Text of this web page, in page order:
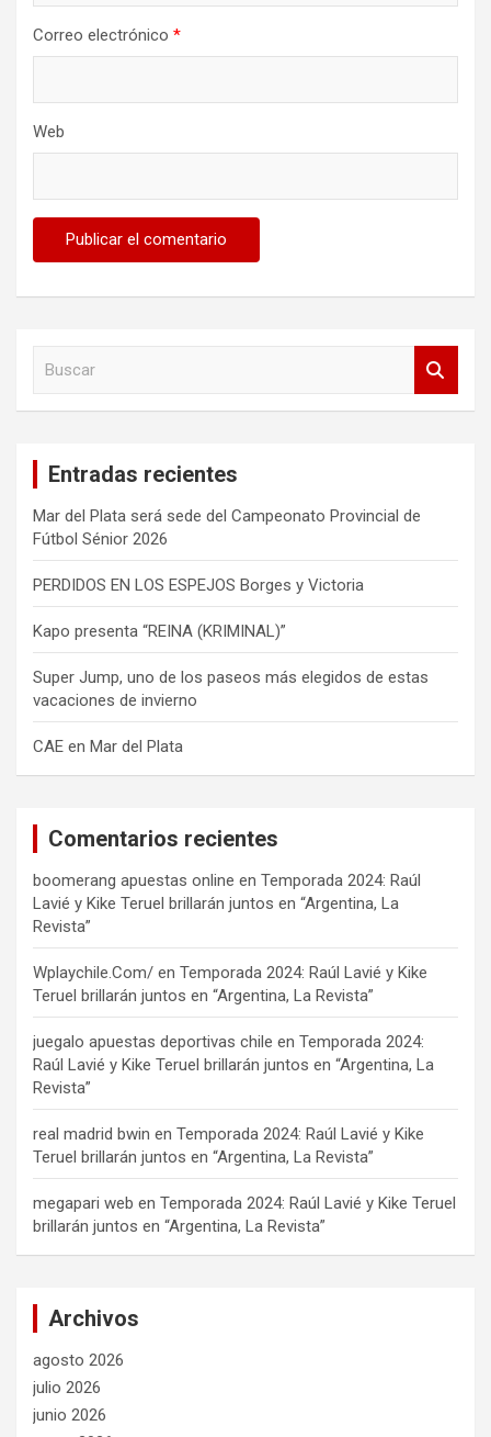
Correo electrónico *
Web
Entradas recientes
Mar del Plata será sede del Campeonato Provincial de
Fútbol Sénior 2026
PERDIDOS EN LOS ESPEJOS Borges y Victoria
Kapo presenta “REINA (KRIMINAL)”
Super Jump, uno de los paseos más elegidos de estas
vacaciones de invierno
CAE en Mar del Plata
Comentarios recientes
boomerang apuestas online en Temporada 2024: Raúl
Lavié y Kike Teruel brillarán juntos en “Argentina, La
Revista”
Wplaychile.Com/ en Temporada 2024: Raúl Lavié y Kike
Teruel brillarán juntos en “Argentina, La Revista”
juegalo apuestas deportivas chile en Temporada 2024:
Raúl Lavié y Kike Teruel brillarán juntos en “Argentina, La
Revista”
real madrid bwin en Temporada 2024: Raúl Lavié y Kike
Teruel brillarán juntos en “Argentina, La Revista”
megapari web en Temporada 2024: Raúl Lavié y Kike Teruel
brillarán juntos en “Argentina, La Revista”
Archivos
agosto 2026
julio 2026
junio 2026